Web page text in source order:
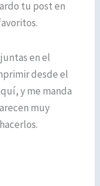
tu post en
en el
desde el
y me manda
muy